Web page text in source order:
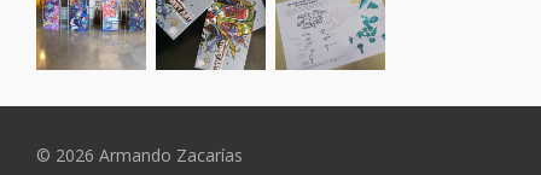
© 2026 Armando Zacarías